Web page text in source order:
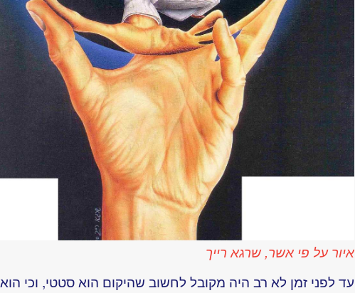
איור על פי אשר, שרגא רייך
עד לפני זמן לא רב היה מקובל לחשוב שהיקום הוא סטטי, וכי הוא